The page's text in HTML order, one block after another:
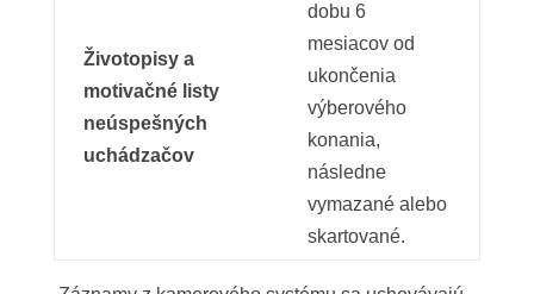
Životopisy a
motivačné listy
neúspešných
uchádzačov
dobu 6
mesiacov od
ukončenia
výberového
konania,
následne
vymazané alebo
skartované.